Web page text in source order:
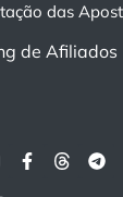
das
de Afiliados